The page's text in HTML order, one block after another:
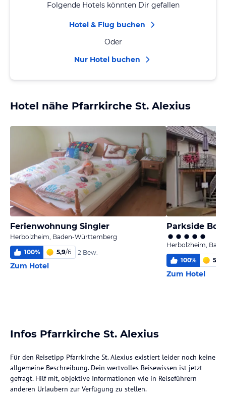
Folgende Hotels könnten Dir gefallen
Hotel & Flug buchen
Oder
Nur Hotel buchen
Hotel nähe Pfarrkirche St. Alexius
Ferienwohnung Singler
Herbolzheim, Baden-Württemberg
100% 5,9/6 2 Bew.
Zum Hotel
Parkside
Herbolzheim,
100% 5,6
Zum Hotel
Infos Pfarrkirche St. Alexius
Für den Reisetipp Pfarrkirche St. Alexius existiert leider noch keine
allgemeine Beschreibung. Dein wertvolles Reisewissen ist jetzt
gefragt. Hilf mit, objektive Informationen wie in Reiseführern
anderen Urlaubern zur Verfügung zu stellen.